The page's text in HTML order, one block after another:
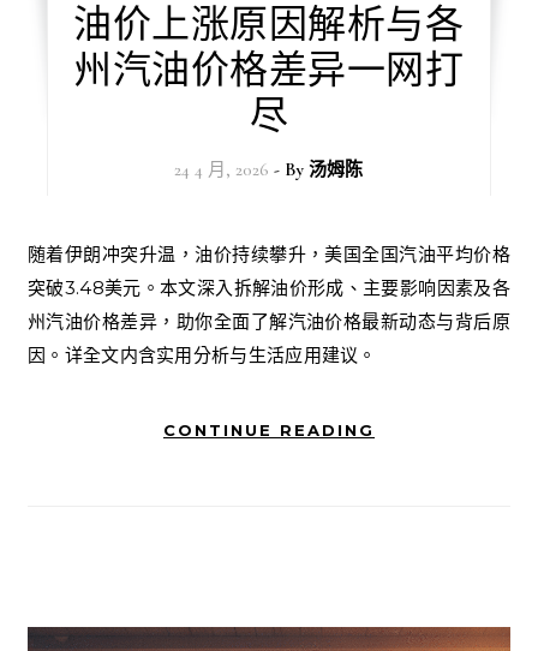
油价上涨原因解析与各
州汽油价格差异一网打
尽
24 4 月, 2026 - By汤姆陈
随着伊朗冲突升温，油价持续攀升，美国全国汽油平均价格
突破3.48美元。本文深入拆解油价形成、主要影响因素及各
州汽油价格差异，助你全面了解汽油价格最新动态与背后原
因。详全文内含实用分析与生活应用建议。
CONTINUE READING